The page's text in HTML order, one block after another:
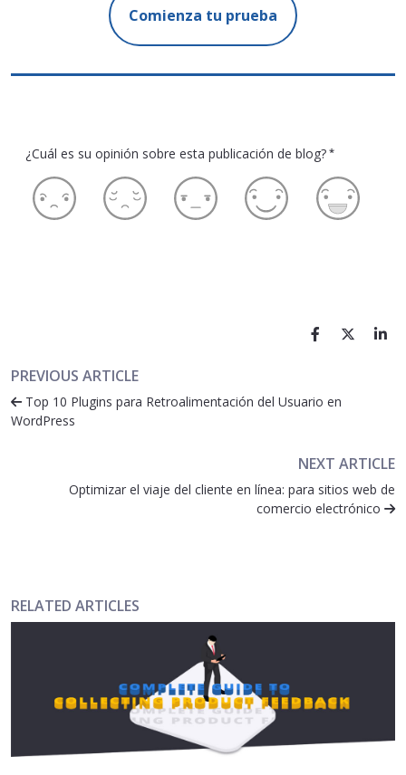
Comienza tu prueba
¿Cuál es su opinión sobre esta publicación de blog? *
PREVIOUS ARTICLE
Top 10 Plugins para Retroalimentación del Usuario en
WordPress
NEXT ARTICLE
Optimizar el viaje del cliente en línea: para sitios web de
comercio electrónico
RELATED ARTICLES